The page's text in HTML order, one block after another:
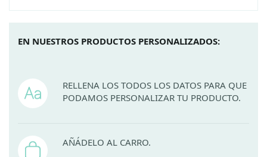
EN NUESTROS PRODUCTOS PERSONALIZADOS:
RELLENA LOS TODOS LOS DATOS PARA QUE
PODAMOS PERSONALIZAR TU PRODUCTO.
AÑÁDELO AL CARRO.